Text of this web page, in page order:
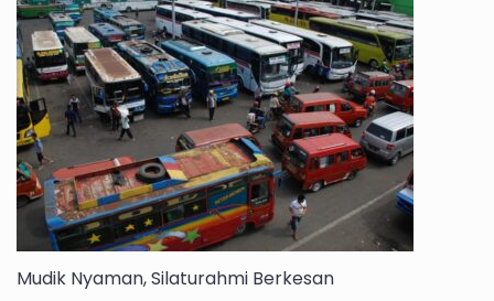
Mudik Nyaman, Silaturahmi Berkesan